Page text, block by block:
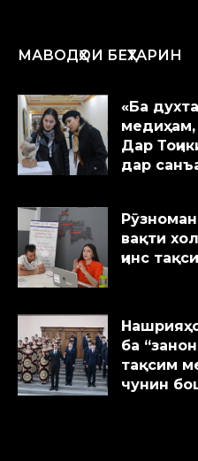
МАВОДҲОИ БЕҲТАРИН
«Ба
Дар
дар
вақти
ҷинс
ба
тақсим
чунин